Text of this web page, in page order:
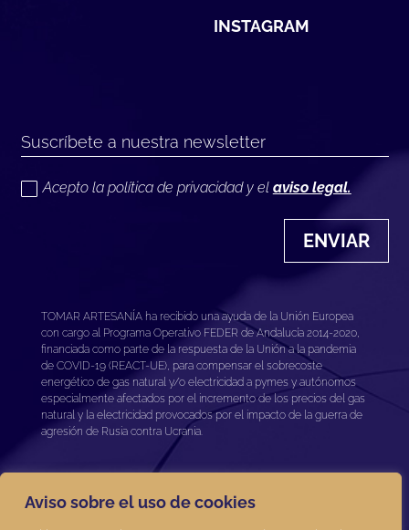
Aviso sobre el uso de cookies
INSTAGRAM
Acepto la política de privacidad y el aviso legal.
ENVIAR
TOMAR ARTESANÍA ha recibido una ayuda de la Unión Europea
con cargo al Programa Operativo FEDER de Andalucía 2014-2020,
financiada como parte de la respuesta de la Unión a la pandemia
de COVID-19 (REACT-UE), para compensar el sobrecoste
energético de gas natural y/o electricidad a pymes y autónomos
especialmente afectados por el incremento de los precios del gas
natural y la electricidad provocados por el impacto de la guerra de
agresión de Rusia contra Ucrania.